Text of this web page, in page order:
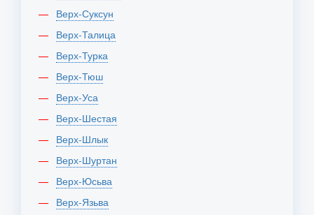
Верх-Суксун
Верх-Талица
Верх-Турка
Верх-Тюш
Верх-Уса
Верх-Шестая
Верх-Шлык
Верх-Шуртан
Верх-Юсьва
Верх-Язьва